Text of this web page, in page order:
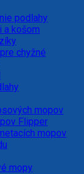
podlahy
a košom
chyžné
mopov
Flipper
mopov
mopy